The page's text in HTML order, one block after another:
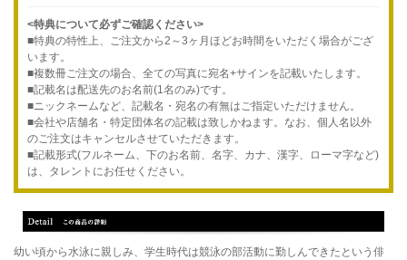
<特典について必ずご確認ください>
■特典の特性上、ご注文から2～3ヶ月ほどお時間をいただく場合がござ
います。
■複数冊ご注文の場合、全ての写真に宛名+サインを記載いたします。
■記載名は配送先のお名前(1名のみ)です。
■ニックネームなど、記載名・宛名の有無はご指定いただけません。
■会社や店舗名・特定団体名の記載は致しかねます。なお、個人名以外
のご注文はキャンセルさせていただきます。
■記載形式(フルネーム、下のお名前、名字、カナ、漢字、ローマ字など)
は、タレントにお任せください。
幼い頃から水泳に親しみ、学生時代は競泳の部活動に勤しんできたという俳